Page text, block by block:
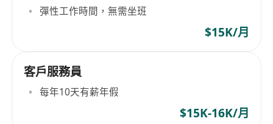
彈性工作時間，無需坐班
$15K/月
客戶服務員
每年10天有薪年假
$15K-16K/月